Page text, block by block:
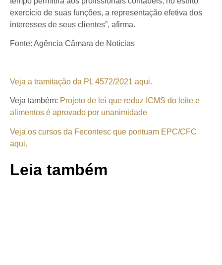
exercício de suas funções, a representação efetiva dos
interesses de seus clientes”, afirma.
Fonte: Agência Câmara de Notícias
Veja a tramitação da PL 4572/2021 aqui.
Veja também: Projeto de lei que reduz ICMS do leite e
alimentos é aprovado por unanimidade
Veja os cursos da Fecontesc que pontuam EPC/CFC
aqui.
Leia também